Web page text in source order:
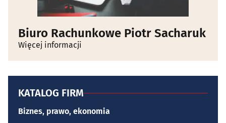
Biuro Rachunkowe Piotr Sacharuk
Więcej informacji
KATALOG FIRM
Biznes, prawo, ekonomia